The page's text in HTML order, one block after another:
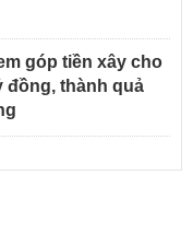
góp tiền xây cho
đồng, thành quả